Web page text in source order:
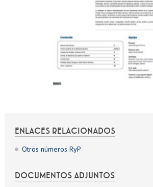
ENLACES RELACIONADOS
Otros números RyP
DOCUMENTOS ADJUNTOS